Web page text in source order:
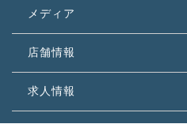
メディア
店舗情報
求人情報